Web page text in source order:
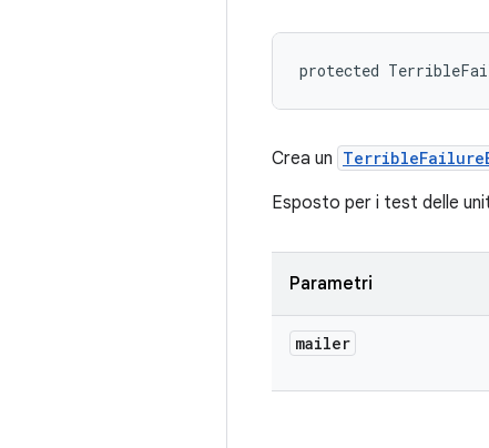
protected
Crea un
Esposto per i test delle
Parametri
mailer